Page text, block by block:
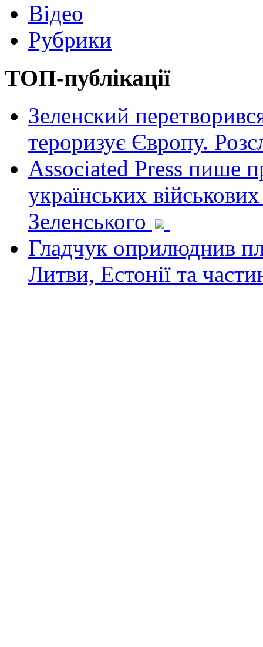
Відео
Рубрики
ТОП-публікації
Зеленский
тероризує Європу.
Associated Press пише
українських
Зеленського
Гладчук оприлюднив
Литви, Естонії та